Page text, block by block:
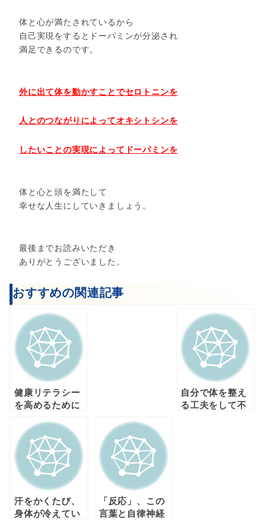
体と心が満たされているから
自己実現をするとドーパミンが分泌され
満足できるのです。
外に出て体を動かすことでセロトニンを
人とのつながりによってオキシトシンを
したいことの実現によってドーパミンを
体と心と頭を満たして
幸せな人生にしていきましょう。
最後までお読みいただき
ありがとうございました。
おすすめの関連記事
健康リテラシー
を高めるために
自分で体を整え
る工夫をして不
汗をかくたび、
身体が冷えてい
「反応」、この
言葉と自律神経